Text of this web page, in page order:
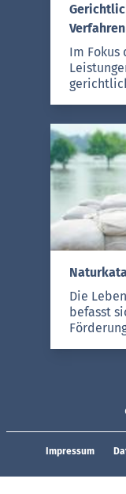
Verfahren
Im Fokus
bei
und
Die
befasst
Impressum